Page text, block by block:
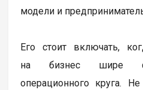
модели и
Его стоит включать,
на бизнес шире
операционного круга.